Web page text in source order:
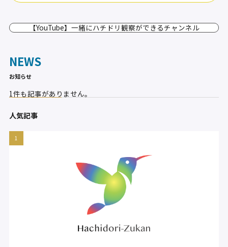
【YouTube】一緒にハチドリ観察ができるチャンネル
NEWS
お知らせ
1件も記事がありません。
人気記事